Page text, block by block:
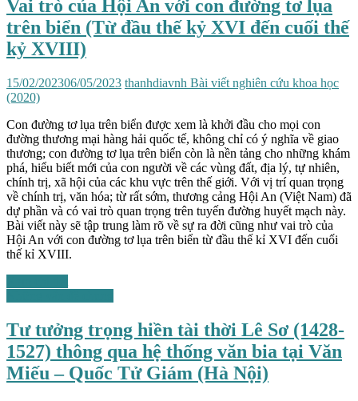
Vai trò của Hội An với con đường tơ lụa
trên biển (Từ đầu thế kỷ XVI đến cuối thế
kỷ XVIII)
15/02/202306/05/2023 thanhdiavnh Bài viết nghiên cứu khoa học
(2020)
Con đường tơ lụa trên biển được xem là khởi đầu cho mọi con
đường thương mại hàng hải quốc tế, không chỉ có ý nghĩa về giao
thương; con đường tơ lụa trên biển còn là nền tảng cho những khám
phá, hiểu biết mới của con người về các vùng đất, địa lý, tự nhiên,
chính trị, xã hội của các khu vực trên thế giới. Với vị trí quan trọng
về chính trị, văn hóa; từ rất sớm, thương cảng Hội An (Việt Nam) đã
dự phần và có vai trò quan trọng trên tuyến đường huyết mạch này.
Bài viết này sẽ tập trung làm rõ về sự ra đời cũng như vai trò của
Hội An với con đường tơ lụa trên biển từ đầu thế kỉ XVI đến cuối
thế kỉ XVIII.
Tư tưởng trọng hiền tài thời Lê Sơ (1428-
1527) thông qua hệ thống văn bia tại Văn
Miếu – Quốc Tử Giám (Hà Nội)